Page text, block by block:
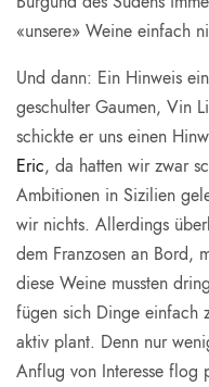
«unsere» Weine einfach
Und dann: Ein Hinweis
geschulter Gaumen, Vin
schickte er uns einen
Eric, da hatten wir zwar
Ambitionen in Sizilien
wir nichts. Allerdings
dem Franzosen an Bord,
diese Weine mussten
fügen sich Dinge einfach
aktiv plant. Denn nur
Anflug von Interesse flog